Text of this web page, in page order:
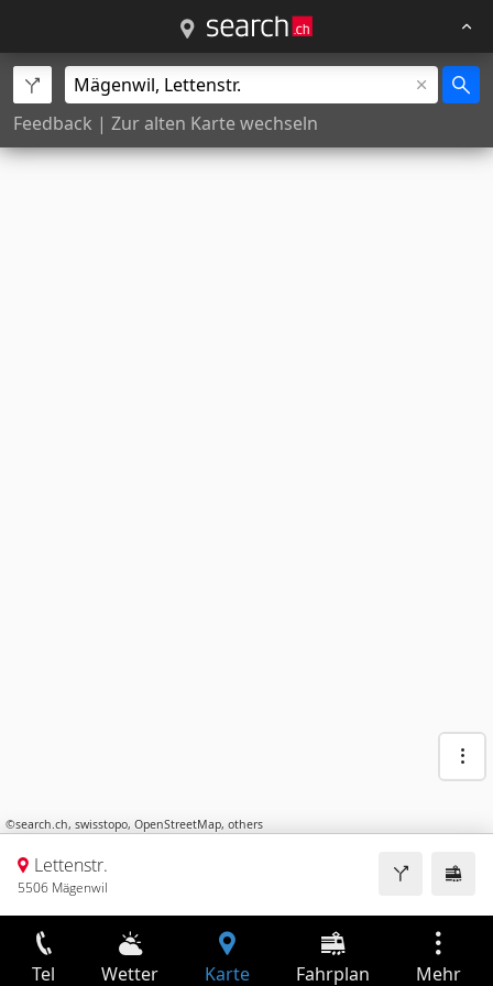
Feedback | Zur alten Karte wechseln
©search.ch, swisstopo, OpenStreetMap, others
Lettenstr.
5506 Mägenwil
Tel Wetter Karte Fahrplan Mehr